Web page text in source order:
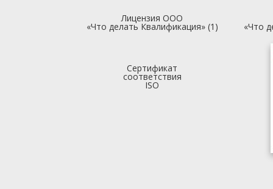
Лицензия ООО
«Что делать Квалификация» (1) «Что
Сертификат
соответствия
ISO